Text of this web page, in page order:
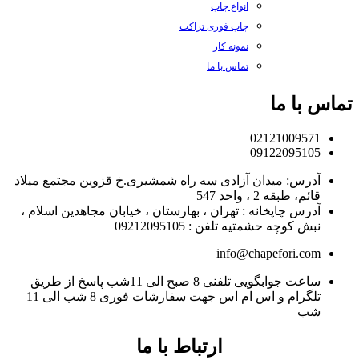
انواع چاپ
چاپ فوری تراکت
نمونه کار
تماس با ما
تماس با ما
02121009571
09122095105
آدرس: میدان آزادی سه راه شمشیری.خ قزوین مجتمع میلاد
قائم، طبقه 2 ، واحد 547
آدرس چاپخانه : تهران ، بهارستان ، خیابان مجاهدین اسلام ،
نبش کوچه حشمتیه تلفن : 09212095105
info@chapefori.com
ساعت جوابگویی تلفنی 8 صبح الی 11شب پاسخ از طریق
تلگرام و اس ام اس جهت سفارشات فوری 8 شب الی 11
شب
ارتباط با ما